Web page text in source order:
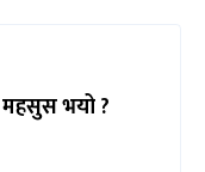
भयो ?